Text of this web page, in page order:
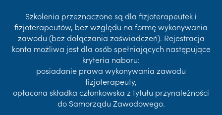
Szkolenia przeznaczone są dla fizjoterapeutek i
fizjoterapeutów, bez względu na formę wykonywania
zawodu (bez dołączania zaświadczeń). Rejestracja
konta możliwa jest dla osób spełniających następujące
kryteria naboru:
posiadanie prawa wykonywania zawodu
fizjoterapeuty,
opłacona składka członkowska z tytułu przynależności
do Samorządu Zawodowego.